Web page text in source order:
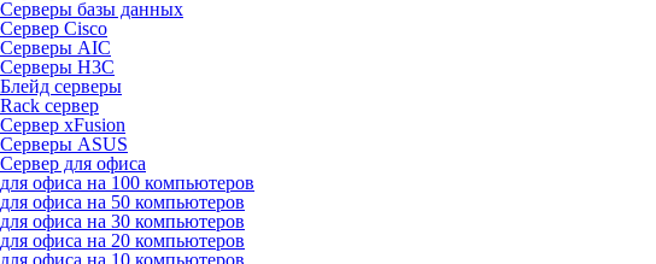
Серверы базы данных
Сервер Cisco
Серверы AIC
Серверы H3C
Блейд серверы
Rack сервер
Сервер xFusion
Серверы ASUS
Сервер для офиса
для офиса на 100 компьютеров
для офиса на 50 компьютеров
для офиса на 30 компьютеров
для офиса на 20 компьютеров
для офиса на 10 компьютеров